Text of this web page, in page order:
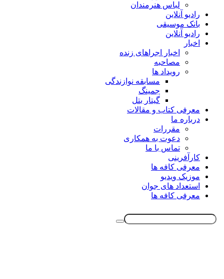
لباس هنرمندان
رادیو آنلاین
بانک موسیقی
رادیو آنلاین
اخبار
اخبار اجراهای زنده
مصاحبه
رویداد ها
مسابقه نوازندگی
جمینگ
گیتار بتل
معرفی کتاب و مقالات
درباره ما
مقررات
دعوت به همکاری
تماس با ما
کارآفرینی
معرفی کافه ها
موزیک ویدیو
استعداد های جوان
معرفی کافه ها